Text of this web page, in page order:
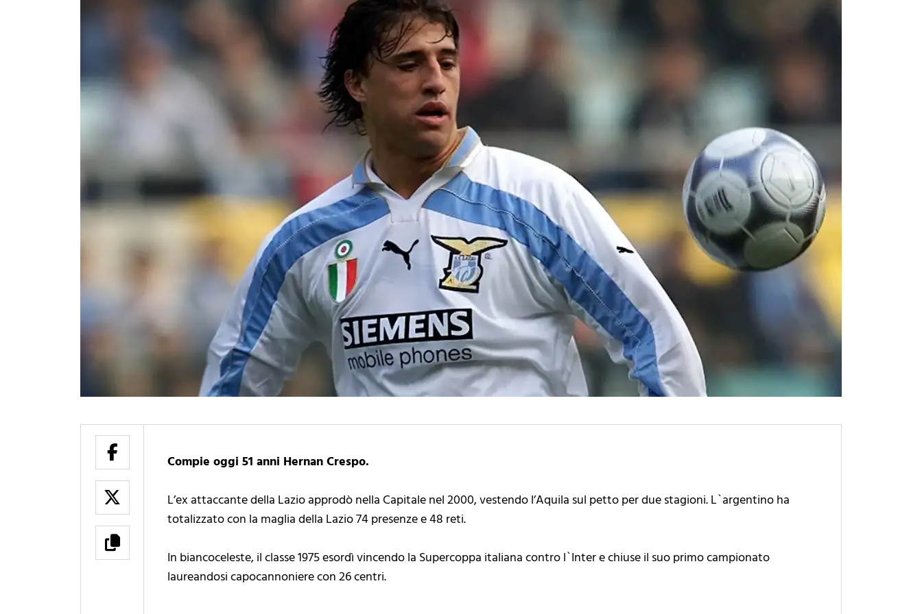
Compie oggi 51 anni Hernan Crespo.
L’ex attaccante della Lazio approdò nella Capitale nel 2000, vestendo l’Aquila sul petto per due stagioni. L`argentino ha
totalizzato con la maglia della Lazio 74 presenze e 48 reti.
In biancoceleste, il classe 1975 esordì vincendo la Supercoppa italiana contro l`Inter e chiuse il suo primo campionato
laureandosi capocannoniere con 26 centri.